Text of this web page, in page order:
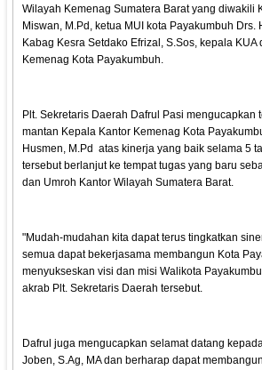
Wilayah Kemenag Sumatera Barat yang diwakili
Miswan, M.Pd, ketua MUI kota Payakumbuh Drs.
Kabag Kesra Setdako Efrizal, S.Sos, kepala
Kemenag Kota Payakumbuh.
Plt. Sekretaris Daerah Dafrul Pasi mengucapkan
mantan Kepala Kantor Kemenag Kota
Husmen, M.Pd atas kinerja yang baik selama 5
tersebut berlanjut ke tempat tugas yang baru
dan Umroh Kantor Wilayah Sumatera Barat.
"Mudah-mudahan kita dapat terus tingkatkan
semua dapat bekerjasama membangun Kota
menyukseskan visi dan misi Walikota
akrab Plt. Sekretaris Daerah tersebut.
Dafrul juga mengucapkan selamat datang
Joben, S.Ag, MA dan berharap dapat